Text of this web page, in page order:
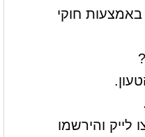
חוקי
לייק והירשמו